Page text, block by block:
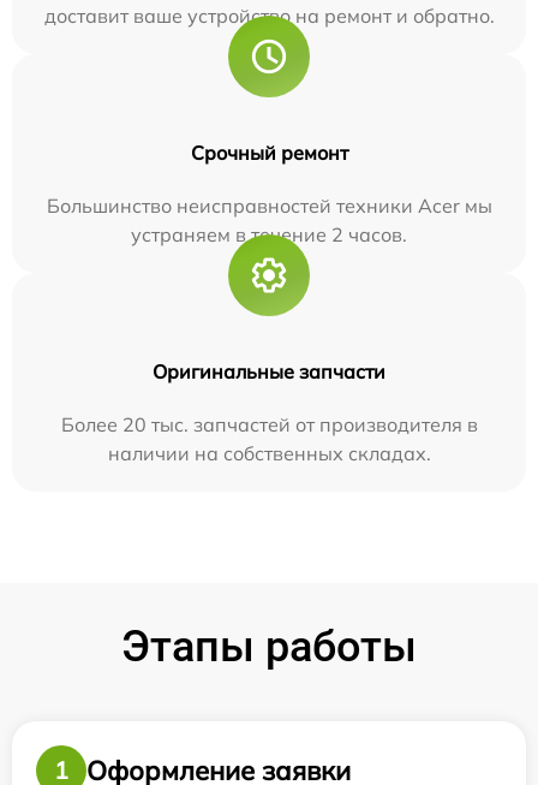
доставит ваше устройство на ремонт и обратно.
Срочный ремонт
Большинство неисправностей техники Acer мы
устраняем в течение 2 часов.
Оригинальные запчасти
Более 20 тыс. запчастей от производителя в
наличии на собственных складах.
Этапы работы
1
Оформление заявки